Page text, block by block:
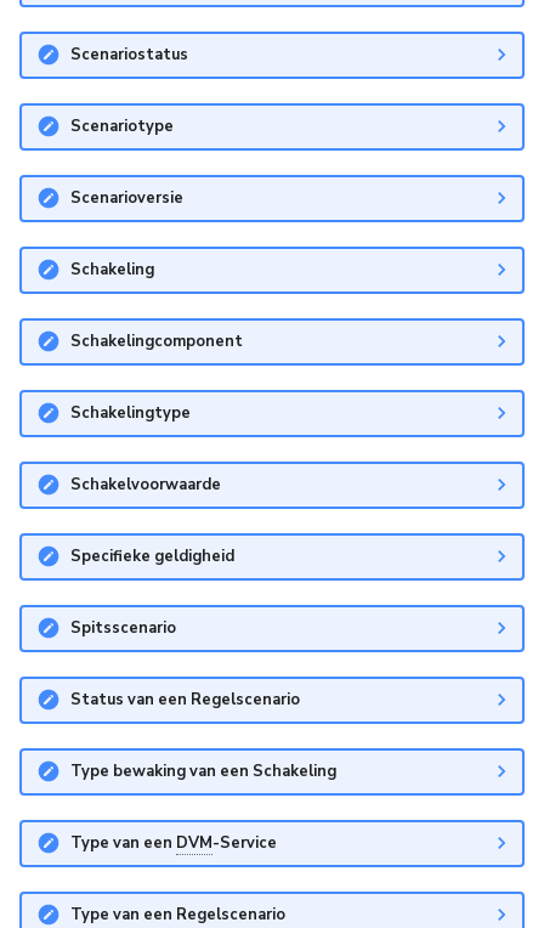
Scenariostatus
Scenariotype
Scenarioversie
Schakeling
Schakelingcomponent
Schakelingtype
Schakelvoorwaarde
Specifieke geldigheid
Spitsscenario
Status van een Regelscenario
Type bewaking van een Schakeling
Type van een DVM-Service
Type van een Regelscenario